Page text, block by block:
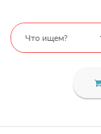
Что ищем?